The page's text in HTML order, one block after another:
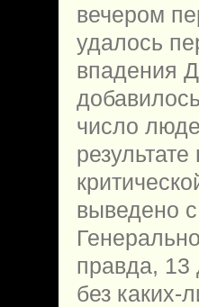
вечером
удалось
впадения
число
выведено
правда,
без каких-